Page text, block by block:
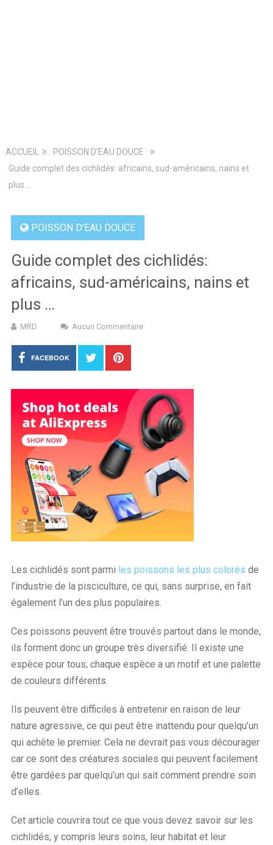
ACCUEIL
POISSON D’EAU DOUCE
Guide complet des cichlidés: africains, sud-américains, nains et
plus …
POISSON D’EAU DOUCE
Guide complet des cichlidés:
africains, sud-américains, nains et
plus …
MRD Aucun Commentaire
FACEBOOK
Les cichlidés sont parmi les poissons les plus colorés de
l’industrie de la pisciculture, ce qui, sans surprise, en fait
également l’un des plus populaires.
Ces poissons peuvent être trouvés partout dans le monde,
ils forment donc un groupe très diversifié. Il existe une
espèce pour tous; chaque espèce a un motif et une palette
de couleurs différents.
Ils peuvent être difficiles à entretenir en raison de leur
nature agressive, ce qui peut être inattendu pour quelqu’un
qui achète le premier. Cela ne devrait pas vous décourager
car ce sont des créatures sociales qui peuvent facilement
être gardées par quelqu’un qui sait comment prendre soin
d’elles.
Cet article couvrira tout ce que vous devez savoir sur les
cichlidés, y compris leurs soins, leur habitat et leur